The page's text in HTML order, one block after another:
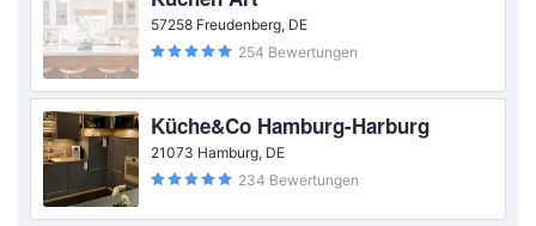
57258 Freudenberg, DE
254 Bewertungen
Küche&Co Hamburg-Harburg
21073 Hamburg, DE
234 Bewertungen